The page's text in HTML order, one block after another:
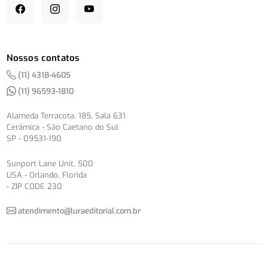
Nossos contatos
(11) 4318-4605
(11) 96593-1810
Alameda Terracota, 185, Sala 631
Cerâmica - São Caetano do Sul
SP - 09531-190
Sunport Lane Unit, 500
USA - Orlando, Florida
- ZIP CODE 230
atendimento@luraeditorial.com.br